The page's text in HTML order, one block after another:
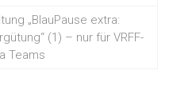
„BlauPause extra:
(1) – nur für VRFF-
Teams